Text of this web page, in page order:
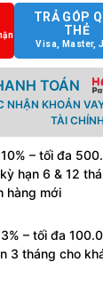
TRẢ GÓP
THẺ
Visa, Master,
TOÁN
NHẬN KHOẢN
TÀI
10% – tối đa
hạn 6 & 12
hàng mới
3% – tối đa
3 tháng cho